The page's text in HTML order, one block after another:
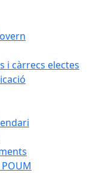
i càrrecs electes